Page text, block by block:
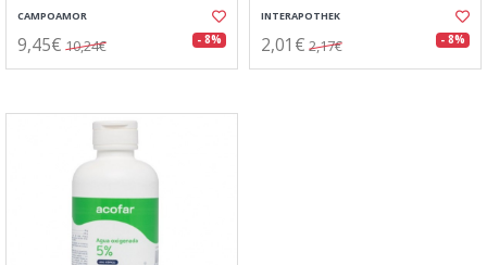
CAMPOAMOR
9,45€ 10,24€ - 8%
INTERAPOTHEK
2,01€ 2,17€ - 8%